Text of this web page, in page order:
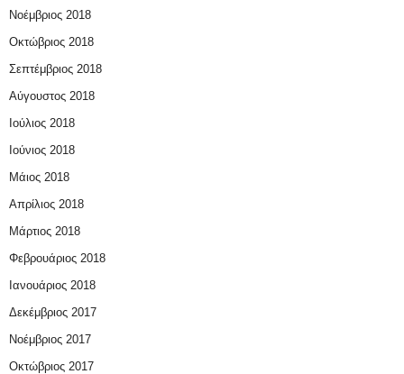
Νοέμβριος 2018
Οκτώβριος 2018
Σεπτέμβριος 2018
Αύγουστος 2018
Ιούλιος 2018
Ιούνιος 2018
Μάιος 2018
Απρίλιος 2018
Μάρτιος 2018
Φεβρουάριος 2018
Ιανουάριος 2018
Δεκέμβριος 2017
Νοέμβριος 2017
Οκτώβριος 2017